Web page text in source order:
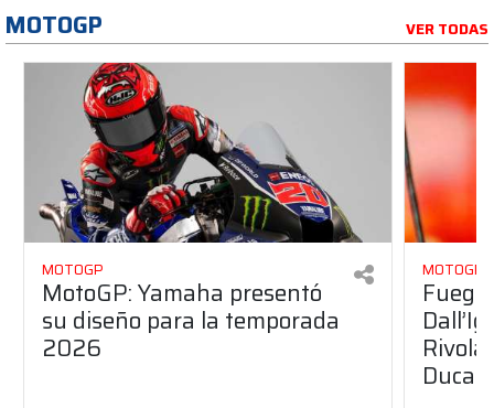
MOTOGP VER TODAS
MOTOGP
MotoGP: Yamaha presentó
su diseño para la temporada
2026
MOTOGP
Ducati